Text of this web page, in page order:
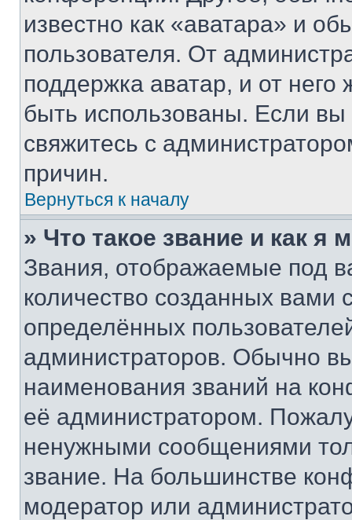
известно как «аватара» и
пользователя. От
поддержка аватар, и от него
быть использованы. Если
свяжитесь с
причин.
Вернуться к началу
» Что такое звание и как я
Звания, отображаемые под
количество созданных
определённых
администраторов. Обычно
наименования званий на
её администратором.
ненужными сообщениями
звание. На большинстве
модератор или